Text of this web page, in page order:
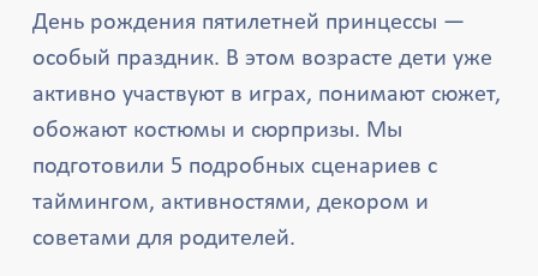
День рождения пятилетней принцессы —
особый праздник. В этом возрасте дети уже
активно участвуют в играх, понимают сюжет,
обожают костюмы и сюрпризы. Мы
подготовили 5 подробных сценариев с
таймингом, активностями, декором и
советами для родителей.